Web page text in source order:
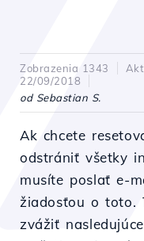
Zobrazenia 1343
22/09/2018
od Sebastian S.
Ak chcete
odstrániť všetky
musíte poslať e-
žiadosťou o toto.
zvážiť